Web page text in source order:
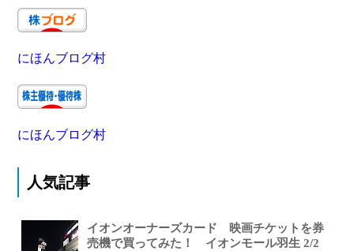
にほんブログ村
にほんブログ村
人気記事
イオンオーナーズカード 映画チケットを券
売機で買ってみた！ イオンモール羽生 2/2